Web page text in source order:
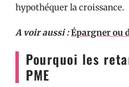
hypothéquer la croissance.
A voir aussi :Épargner ou
Pourquoi les
PME